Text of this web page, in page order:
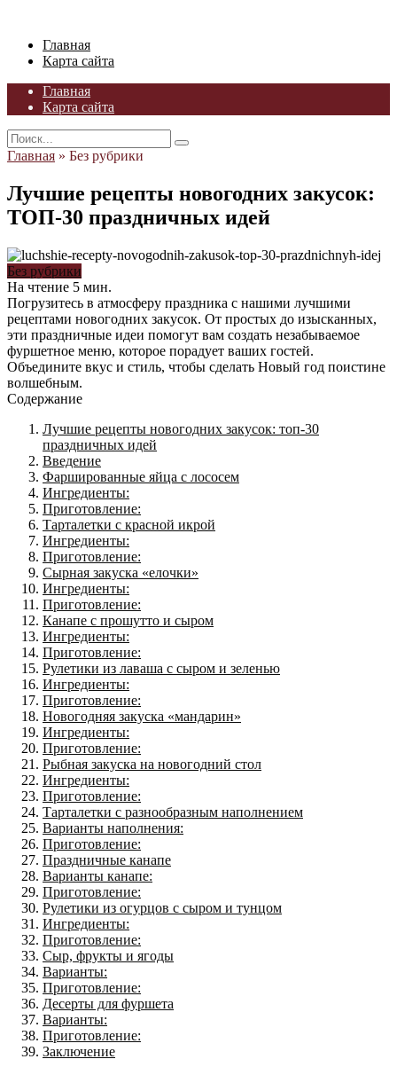
contentГлавная
Карта сайта
Главная
Карта сайта
Search
for:
Главная » Без рубрики
Лучшие рецепты новогодних закусок:
ТОП-30 праздничных идей
Без рубрики
На чтение 5 мин.
Погрузитесь в атмосферу праздника с нашими лучшими
рецептами новогодних закусок. От простых до изысканных,
эти праздничные идеи помогут вам создать незабываемое
фуршетное меню, которое порадует ваших гостей.
Объедините вкус и стиль, чтобы сделать Новый год поистине
волшебным.
Содержание
Лучшие рецепты новогодних закусок: топ-30
праздничных идей
Введение
Фаршированные яйца с лососем
Ингредиенты:
Приготовление:
Тарталетки с красной икрой
Ингредиенты:
Приготовление:
Сырная закуска «елочки»
Ингредиенты:
Приготовление:
Канапе с прошутто и сыром
Ингредиенты:
Приготовление:
Рулетики из лаваша с сыром и зеленью
Ингредиенты:
Приготовление:
Новогодняя закуска «мандарин»
Ингредиенты:
Приготовление:
Рыбная закуска на новогодний стол
Ингредиенты:
Приготовление:
Тарталетки с разнообразным наполнением
Варианты наполнения:
Приготовление:
Праздничные канапе
Варианты канапе:
Приготовление:
Рулетики из огурцов с сыром и тунцом
Ингредиенты:
Приготовление:
Сыр, фрукты и ягоды
Варианты:
Приготовление:
Десерты для фуршета
Варианты:
Приготовление:
Заключение